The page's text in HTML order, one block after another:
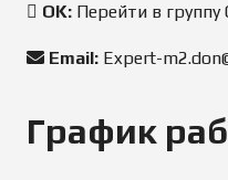
OK: Перейти в группу
Email: Expert-
График